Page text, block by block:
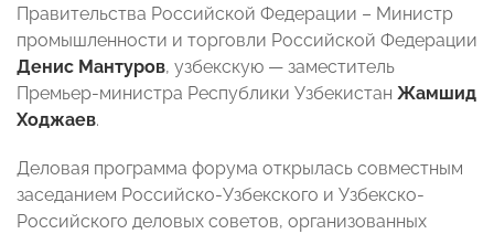
Правительства Российской Федерации – Министр
промышленности и торговли Российской Федерации
Денис Мантуров, узбекскую — заместитель
Премьер-министра Республики Узбекистан Жамшид
Ходжаев.
Деловая программа форума открылась совместным
заседанием Российско-Узбекского и Узбекско-
Российского деловых советов, организованных